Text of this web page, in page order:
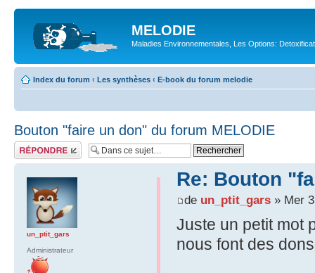
MELODIE
Maladies Environnementales, Les Options:
Index du forum ‹ Les synthèses ‹ E-book du forum melodie
Bouton "faire un don" du forum MELODIE
Répondre
Re: Bouton
de un_ptit_gars» Mer 3
Juste un petit mot
nous font des
un_ptit_gars
Administrateur